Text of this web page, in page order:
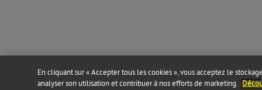
En cliquant sur « Accepter tous les cookies », vous acceptez le
analyser son utilisation et contribuer à nos efforts de marketing.